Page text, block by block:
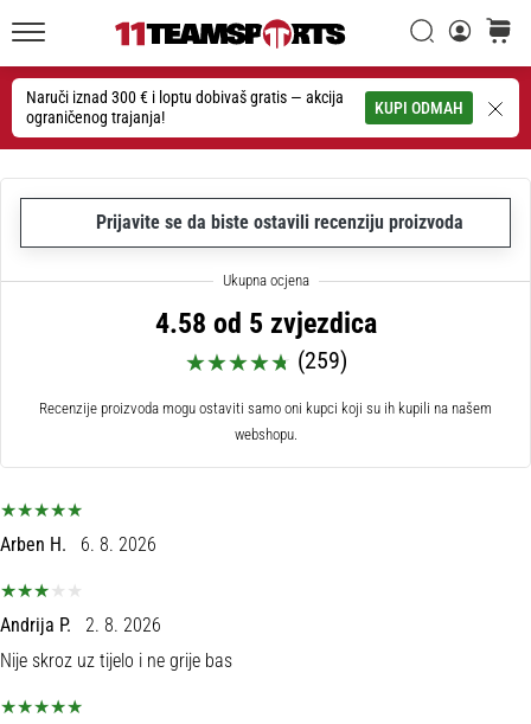
Naruči iznad 300 € i loptu dobivaš gratis — akcija
ograničenog trajanja!
KUPI ODMAH
Traži
Traži
•
GNK
Dinamo
i
11teamsports
potpisali
dvogodišnju
sklopili
nabavu,
tisak
obradu
sportske
opreme
1. 7. 2025
Prijavite se da biste ostavili recenziju proizvoda
4.58 od 5 zvjezdica
(259)
Recenzije proizvoda mogu ostaviti samo oni kupci koji su ih kupili na našem
webshopu.
Arben H. 6. 8. 2026
Andrija P.
2. 8. 2026
Nije skroz uz tijelo i ne grije bas